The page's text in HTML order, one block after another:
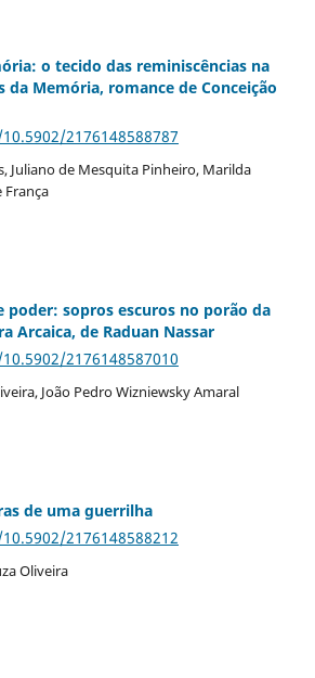
o tecido das reminiscências na
da Memória, romance de Conceição
2176148588787
Juliano de Mesquita Pinheiro, Marilda
França
poder: sopros escuros no porão da
Arcaica, de Raduan Nassar
2176148587010
João Pedro Wizniewsky Amaral
de uma guerrilha
2176148588212
Oliveira